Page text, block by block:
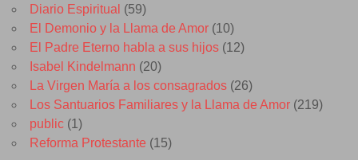
Diario Espiritual (59)
El Demonio y la Llama de Amor (10)
El Padre Eterno habla a sus hijos (12)
Isabel Kindelmann (20)
La Virgen María a los consagrados (26)
Los Santuarios Familiares y la Llama de Amor (219)
public (1)
Reforma Protestante (15)